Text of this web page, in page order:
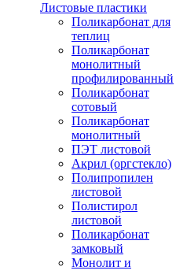
Листовые пластики
Поликарбонат для
теплиц
Поликарбонат
монолитный
профилированный
Поликарбонат
сотовый
Поликарбонат
монолитный
ПЭТ листовой
Акрил (оргстекло)
Полипропилен
листовой
Полистирол
листовой
Поликарбонат
замковый
Монолит и